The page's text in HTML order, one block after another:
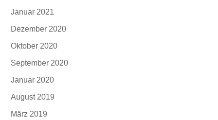
Januar 2021
Dezember 2020
Oktober 2020
September 2020
Januar 2020
August 2019
März 2019